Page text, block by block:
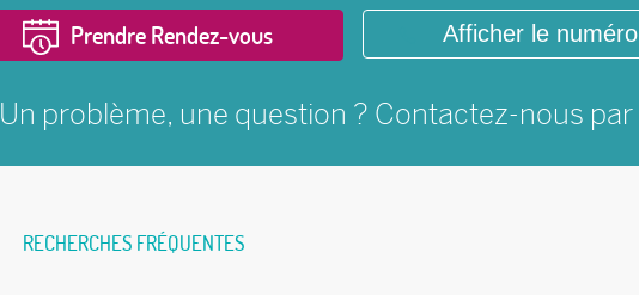
Prendre Rendez-vous Afficher le numéro
Un problème, une question ? Contactez-nous par
RECHERCHES FRÉQUENTES